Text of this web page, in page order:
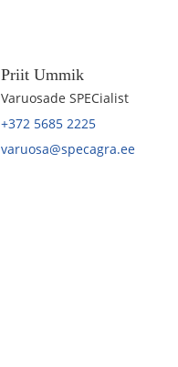
Priit Ummik
Varuosade SPECialist
+372 5685 2225
varuosa@specagra.ee